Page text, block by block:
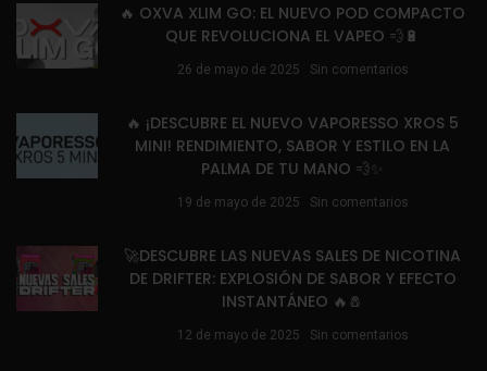
🔥 OXVA XLIM GO: EL NUEVO POD COMPACTO
QUE REVOLUCIONA EL VAPEO 💨🔋
26 de mayo de 2025 Sin comentarios
🔥 ¡DESCUBRE EL NUEVO VAPORESSO XROS 5
MINI! RENDIMIENTO, SABOR Y ESTILO EN LA
PALMA DE TU MANO 💨✨
19 de mayo de 2025 Sin comentarios
🚀DESCUBRE LAS NUEVAS SALES DE NICOTINA
DE DRIFTER: EXPLOSIÓN DE SABOR Y EFECTO
INSTANTÁNEO 🔥🧂
12 de mayo de 2025 Sin comentarios